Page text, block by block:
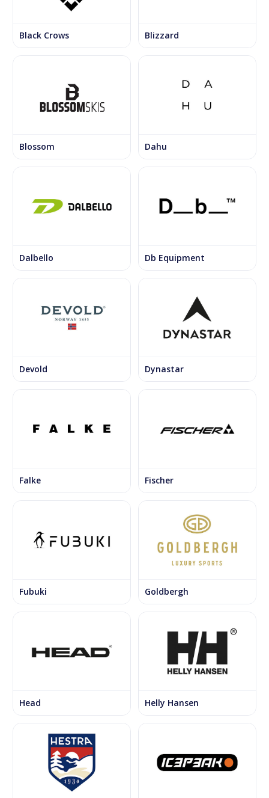
Black Crows Blizzard
Blossom Dahu
Dalbello Db Equipment
Devold Dynastar
Falke Fischer
Fubuki Goldbergh
Head Helly Hansen